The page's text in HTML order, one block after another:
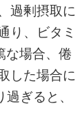
過剰摂取に
り、ビタミ
な場合、倦
した場合に
ぎると、